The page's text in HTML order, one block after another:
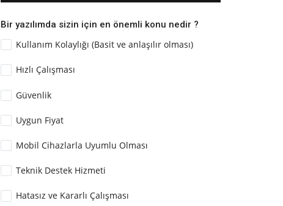
Bir yazılımda sizin için en önemli konu nedir ?
Kullanım Kolaylığı (Basit ve anlaşılır olması)
Hızlı Çalışması
Güvenlik
Uygun Fiyat
Mobil Cihazlarla Uyumlu Olması
Teknik Destek Hizmeti
Hatasız ve Kararlı Çalışması